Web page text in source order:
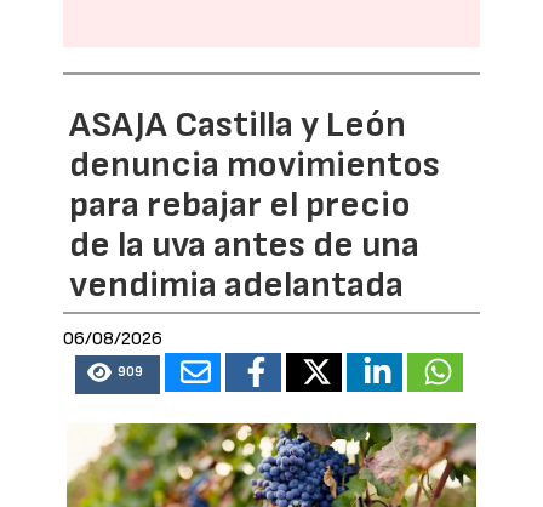
ASAJA Castilla y León
denuncia movimientos
para rebajar el precio
de la uva antes de una
vendimia adelantada
06/08/2026
909